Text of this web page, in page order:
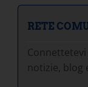
RETE
notizie, blog